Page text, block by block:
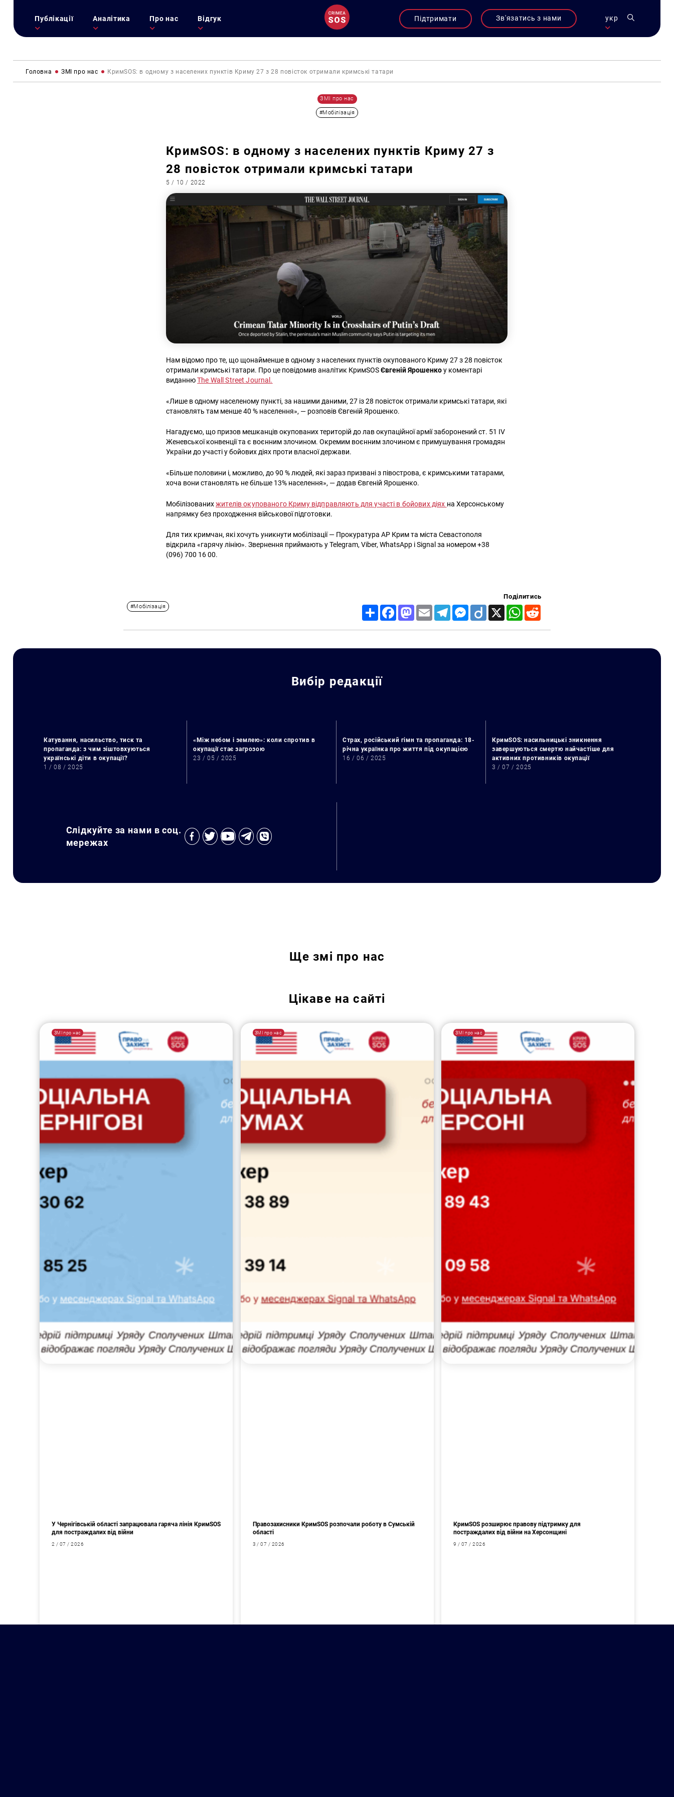
Публікації Аналітика Про нас Відгук Підтримати Зв'язатись з нами укр
Головна ЗМІ про нас КримSOS: в одному з населених пунктів Криму 27 з 28 повісток отримали кримські татари
ЗМІ про нас
#Мобілізація
КримSOS: в одному з населених пунктів Криму 27 з
28 повісток отримали кримські татари
5 / 10 / 2022
Нам відомо про те, що щонайменше в одному з населених пунктів окупованого Криму 27 з 28 повісток
отримали кримські татари. Про це повідомив аналітик КримSOSЄвгеній Ярошенкоу коментарі
виданнюThe Wall Street Journal.
«Лише в одному населеному пункті, за нашими даними, 27 із 28 повісток отримали кримські татари, які
становлять там менше 40 % населення», — розповів Євгеній Ярошенко.
Нагадуємо, ​​що призов мешканців окупованих територій до лав окупаційної армії заборонений ст. 51 IV
Женевської конвенції та є воєнним злочином. Окремим воєнним злочином є примушування громадян
України до участі у бойових діях проти власної держави.
«Більше половини і, можливо, до 90 % людей, які зараз призвані з півострова, є кримськими татарами,
хоча вони становлять не більше 13% населення», — додав Євгеній Ярошенко.
Мобілізованихжителів окупованого Криму відправляють для участі в бойових діях на Херсонському
напрямку без проходження військової підготовки.
Для тих кримчан, які хочуть уникнути мобілізації — Прокуратура АР Крим та міста Севастополя
відкрила «гарячу лінію». Звернення приймають у Telegram, Viber, WhatsАpp і Signal за номером +38
(096) 700 16 00.
#Мобілізація
Поділитись
Share FacebookMastodon
Email TelegramMessenger
Diigo X WhatsApp
Вибір редакції
Катування, насильство, тиск та
пропаганда: з чим зіштовхуються
українські діти в окупації?
1 / 08 / 2025
«Між небом і землею»: коли спротив в
окупації стає загрозою
23 / 05 / 2025
Страх, російський гімн та пропаганда: 18-
річна українка про життя під окупацією
16 / 06 / 2025
КримSOS: насильницькі зникнення
завершуються смертю найчастіше для
активних противників окупації
3 / 07 / 2025
Слідкуйте за нами в соц.
мережах
Щезмі про нас
Цікаве на сайті
ЗМІ про нас
У Чернігівській області запрацювала гаряча лінія КримSOS
для постраждалих від війни
2 / 07 / 2026
ЗМІ про нас
Правозахисники КримSOS розпочали роботу в Сумській
області
3 / 07 / 2026
ЗМІ про нас
КримSOS розширює правову підтримку для
постраждалих від війни на Херсонщині
9 / 07 / 2026